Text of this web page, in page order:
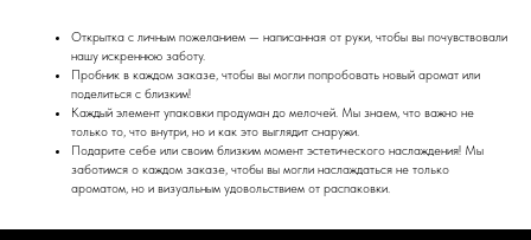
Открытка с личным пожеланием — написанная от руки, чтобы вы почувствовали
нашу искреннюю заботу.
Пробник в каждом заказе, чтобы вы могли попробовать новый аромат или
поделиться с близким!
Каждый элемент упаковки продуман до мелочей. Мы знаем, что важно не
только то, что внутри, но и как это выглядит снаружи.
Подарите себе или своим близким момент эстетического наслаждения! Мы
заботимся о каждом заказе, чтобы вы могли наслаждаться не только
ароматом, но и визуальным удовольствием от распаковки.